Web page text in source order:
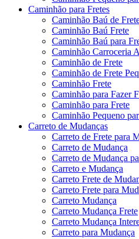
Caminhão para Fretes
Caminhão Baú de
Caminhão Baú Frete
Caminhão Baú para
Caminhão Carroceria
Caminhão de Frete
Caminhão de Frete
Caminhão Frete
Caminhão para Fazer
Caminhão para Frete
Caminhão Pequeno
Carreto de Mudanças
Carreto de Frete para
Carreto de Mudança
Carreto de Mudança
Carreto e Mudança
Carreto Frete de
Carreto Frete para
Carreto Mudança
Carreto Mudança Frete
Carreto Mudança
Carreto para Mudança